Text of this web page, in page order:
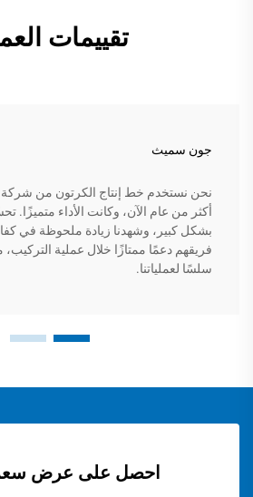
تقييمات
جون سميث
نحن نستخدم خط إنتاج الكرتون من شركة
أكثر من عام الآن، وكانت الأداء متميزًا.
بشكل كبير، وشهدنا زيادة ملحوظة في
فريقهم دعمًا ممتازًا خلال عملية التركيب،
سلسًا لعملياتنا.
احصل على عرض